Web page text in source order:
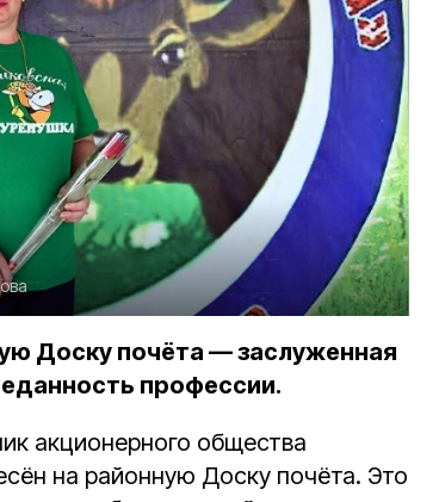
Доску почёта — заслуженная
профессии.
акционерного общества
на районную Доску почёта. Это